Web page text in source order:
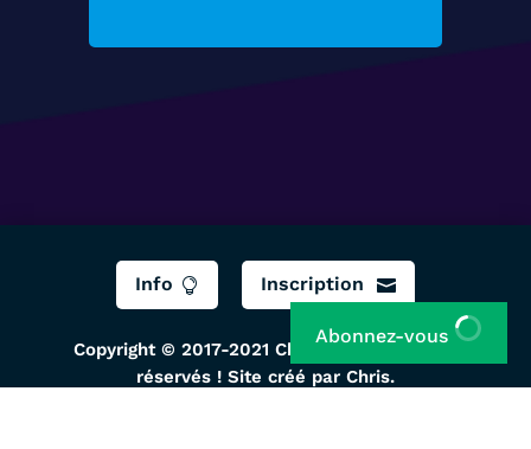
Info  Inscription 
Copyright © 2017-2021 ChrisTec, Tous droits
réservés ! Site créé par Chris.
Abonnez-vous